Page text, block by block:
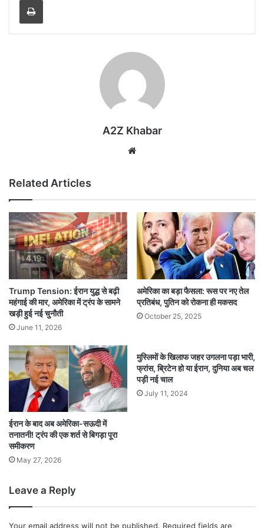
A2Z Khabar
Related Articles
Trump Tension: ईरान युद्ध से बढ़ी
महंगाई की मार, अमेरिका में ट्रंप के सामने
खड़ी हुई नई चुनौती
June 11, 2026
अमेरिका का बड़ा फैसला: रूस पर नए तेल
प्रतिबंध, पुतिन को रोकना ही मकसद
October 25, 2025
ईरान के बाद अब अमेरिका-सऊदी में
तनातनी! ट्रंप की एक शर्त से बिगड़ा पूरा
समीकरण
May 27, 2026
मुस्लिमों के खिलाफ जहर उगलना पड़ा भारी,
फ्रांस, ब्रिटेन हो या ईरान, दुनिया अब चल
पड़ी नई चाल
July 11, 2024
Leave a Reply
Your email address will not be published. Required fields are